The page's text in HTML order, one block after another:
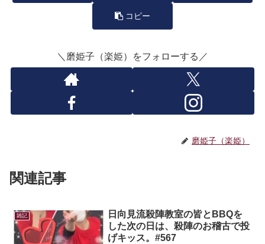
コピー
＼磨姫子（楽姫）をフォローする／
磨姫子（楽姫）
関連記事
雑記
日向見流殺陣教室の皆とBBQを
した次の日は、殺陣のお稽古で投
げキッス。#567